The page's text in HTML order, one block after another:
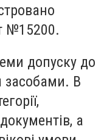
№15200.
допуску до
засобами. В
а